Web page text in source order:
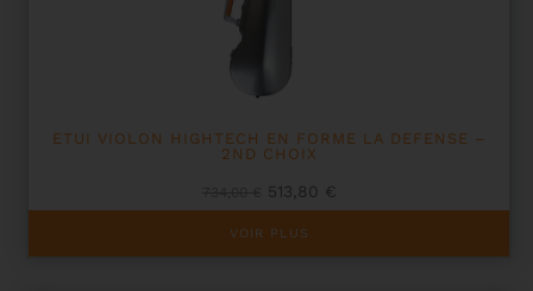
ETUI VIOLON HIGHTECH EN FORME LA DEFENSE –
2ND CHOIX
Le
prix
initial
513,80 €
prix
VOIR PLUS